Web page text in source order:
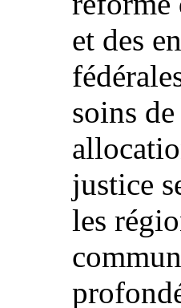
et des
soins
justice
les